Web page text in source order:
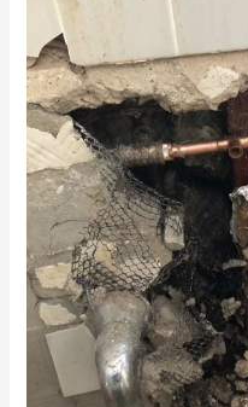
盛
的
疏
通
下
道
专
家：